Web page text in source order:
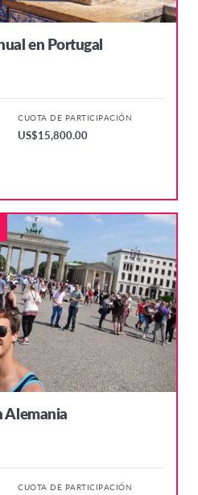
en Portugal
CUOTA DE PARTICIPACIÓN
US$15,800.00
Alemania
CUOTA DE PARTICIPACIÓN